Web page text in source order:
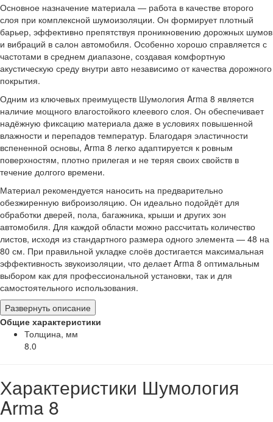
Основное назначение материала — работа в качестве второго
слоя при комплексной шумоизоляции. Он формирует плотный
барьер, эффективно препятствуя проникновению дорожных шумов
и вибраций в салон автомобиля. Особенно хорошо справляется с
частотами в среднем диапазоне, создавая комфортную
акустическую среду внутри авто независимо от качества дорожного
покрытия.
Одним из ключевых преимуществ Шумология Arma 8 является
наличие мощного влагостойкого клеевого слоя. Он обеспечивает
надёжную фиксацию материала даже в условиях повышенной
влажности и перепадов температур. Благодаря эластичности
вспененной основы, Arma 8 легко адаптируется к ровным
поверхностям, плотно прилегая и не теряя своих свойств в
течение долгого времени.
Материал рекомендуется наносить на предварительно
обезжиренную виброизоляцию. Он идеально подойдёт для
обработки дверей, пола, багажника, крыши и других зон
автомобиля. Для каждой области можно рассчитать количество
листов, исходя из стандартного размера одного элемента — 48 на
80 см. При правильной укладке слоёв достигается максимальная
эффективность звукоизоляции, что делает Arma 8 оптимальным
выбором как для профессиональной установки, так и для
самостоятельного использования.
Развернуть описание
Общие характеристики
Толщина, мм
8.0
Характеристики Шумология
Arma 8